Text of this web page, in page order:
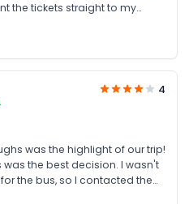
the tickets straight to my
4
was the highlight of our trip!
was the best decision. I wasn't
the bus, so I contacted them